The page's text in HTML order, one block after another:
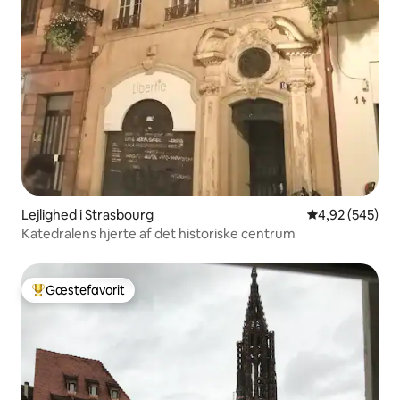
Lejlighed i Strasbourg 4,92 ud af 5 i
4,92 (545)
Katedralens hjerte af det historiske centrum
Bedste gæstefavorit
Gæstefavorit